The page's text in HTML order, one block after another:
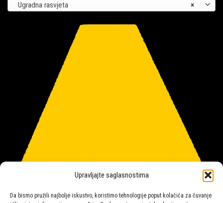
Upravljajte saglasnostima
Da bismo pružili najbolje iskustvo, koristimo tehnologije poput kolačića za čuvanje
×
Ugradna rasvjeta